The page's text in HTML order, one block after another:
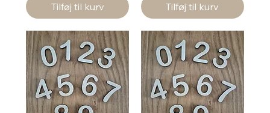
Tilføj til kurv Tilføj til kurv